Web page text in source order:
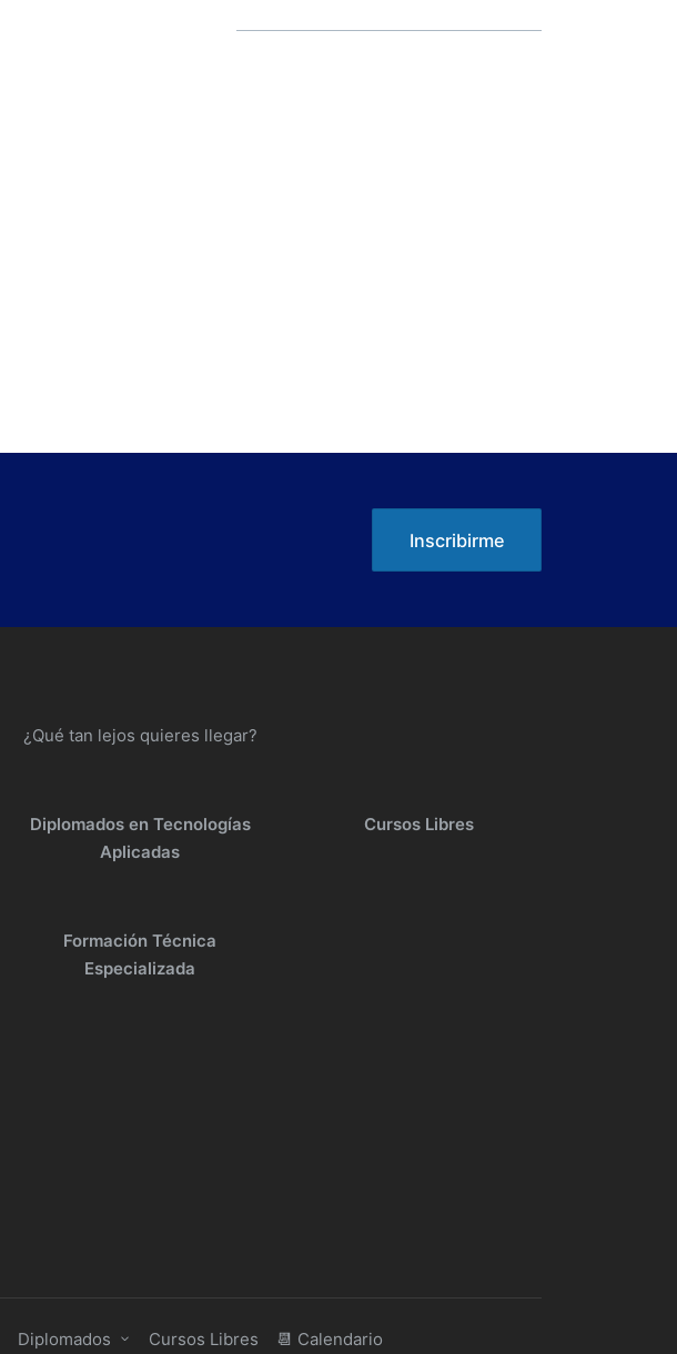
Inscribirme
¿Qué tan lejos quieres llegar?
Diplomados en Tecnologías
Aplicadas
Cursos Libres
Formación Técnica
Especializada
Diplomados Cursos Libres 📆 Calendario